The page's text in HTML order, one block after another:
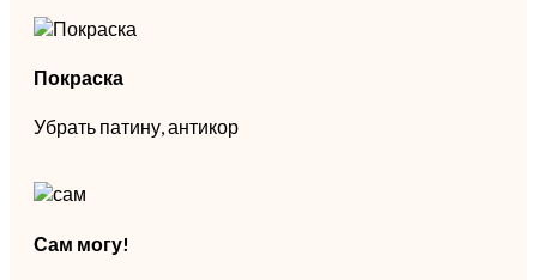
Покраска
Убрать патину, антикор
Сам могу!